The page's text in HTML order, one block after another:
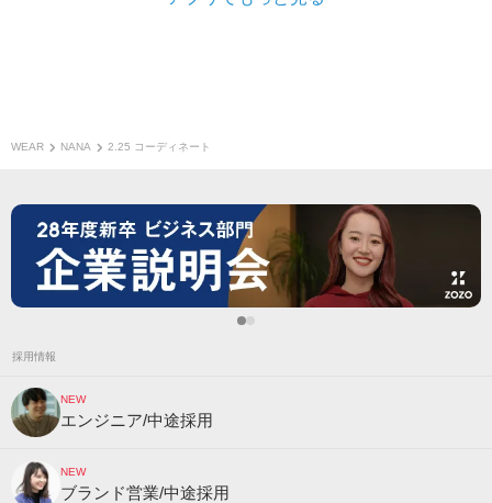
WEAR NANA 2.25 コーディネート
採用情報
NEW
エンジニア/中途採用
NEW
ブランド営業/中途採用